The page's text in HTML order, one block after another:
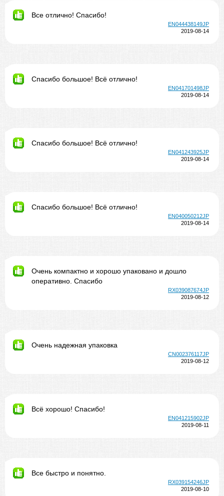
Все отлично! Спасибо!
EN044438149JP
2019-08-14
Спасибо большое! Всё отлично!
EN041701498JP
2019-08-14
Спасибо большое! Всё отлично!
EN041243925JP
2019-08-14
Спасибо большое! Всё отлично!
EN040050212JP
2019-08-14
Очень компактно и хорошо упаковано и дошло
оперативно. Спасибо
RX039087674JP
2019-08-12
Очень надежная упаковка
CN002376117JP
2019-08-12
Всё хорошо! Спасибо!
EN041215902JP
2019-08-11
Все быстро и понятно.
RX039154246JP
2019-08-10